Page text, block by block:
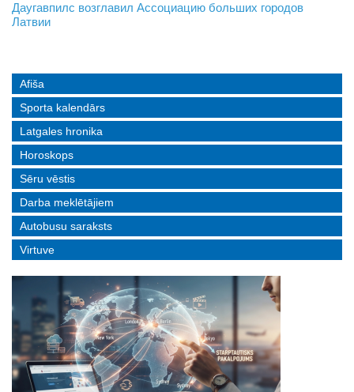
На границе с Беларусью ждут усиления
Даугавпилс возглавил Ассоциацию больших городов
Латвии
Инвалидность — не приговор: «Mediastrims» расскажет
реальные истории людей с ограниченными возможностями
Afiša
Sporta kalendārs
Latgales hronika
Horoskops
Sēru vēstis
Darba meklētājiem
Autobusu saraksts
Virtuve